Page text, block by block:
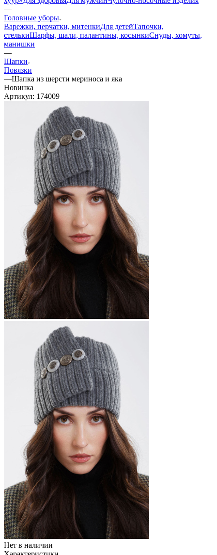
—
Головные уборы
Варежки, перчатки, митенкиДля детейТапочки,
стелькиШарфы, шали, палантины, косынкиСнуды, хомуты,
манишки
—
Шапки
Повязки
—Шапка из шерсти мериноса и яка
Новинка
Артикул: 174009
Нет в наличии